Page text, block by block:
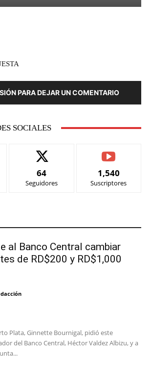
PARA DEJAR UN COMENTARIO
SOCIALES
64
Seguidores
1,540
Suscriptores
al Banco Central cambiar
de RD$200 y RD$1,000
Plata, Ginnette Bournigal, pidió este
del Banco Central, Héctor Valdez Albizu, y a